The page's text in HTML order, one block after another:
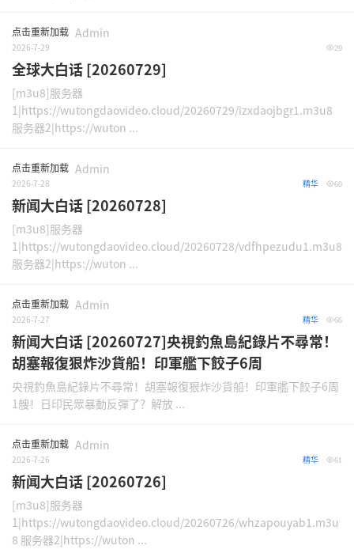
点击重新加载 Admin
2026-7-29 20
全球大白话 [20260729]
[m3u8]服务器
1|https://wutongdaovideo.cloud/20260729/izxdaojbgr1.m3u8
服务器2|https://wuton ...
点击重新加载 Admin
2026-7-28 60
精华
新闻大白话 [20260728]
[m3u8]服务器
1|https://wutongdaovideo.cloud/20260728/vdfhpezudu1.m3u8
服务器2|https://wuton ...
点击重新加载 Admin
2026-7-27 66
精华
新闻大白话 [20260727]央視釣魚島紀錄片不尋常！
胡塞報復狠炸沙貨船！印軍艦下餃子6周
央視釣魚島紀錄片不尋常！胡塞報復狠炸沙貨船！印軍艦下餃子6周
1艘！日印民眾暴動反彈了？解放 ...
点击重新加载 Admin
2026-7-26 61
精华
新闻大白话 [20260726]
[m3u8]服务器
1|https://wutongdaovideo.cloud/20260726/whzapouyab1.m3u
8 服务器2|https://wuton ...